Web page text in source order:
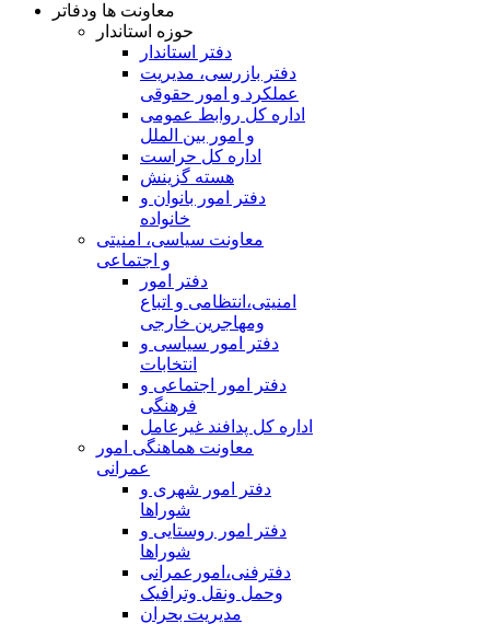
معاونت ها ودفاتر
حوزه استاندار
دفتر استاندار
دفتر بازرسی، مدیریت
عملکرد و امور حقوقی
اداره کل روابط عمومی
و امور بین الملل
اداره کل حراست
هسته گزینش
دفتر امور بانوان و
خانواده
معاونت سیاسی، امنیتی
و اجتماعی
دفتر امور
امنيتی،انتظامی و اتباع
ومهاجرین خارجی
دفتر امور سیاسی و
انتخابات
دفتر امور اجتماعی و
فرهنگی
اداره کل پدافند غیرعامل
معاونت هماهنگی امور
عمرانی
دفتر امور شهری و
شوراها
دفتر امور روستایی و
شوراها
دفترفنی،امورعمرانی
وحمل ونقل وترافيک
مدیریت بحران